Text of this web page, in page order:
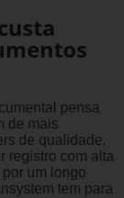
pensa
de mais
de qualidade.
registro com alta
um longo
tem para